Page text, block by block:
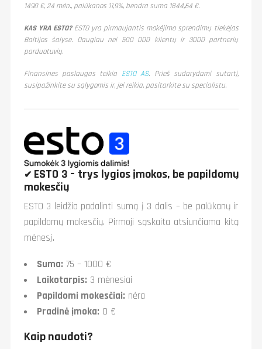
1490 €, 24 mėn., palūkanos 11,9%, bendra suma 1844,64 €.
KAS YRA ESTO?ESTO yra pirmaujantis mokėjimo sprendimų tiekėjas
Baltijos šalyse. Daugiau nei 500 000 klientų ir 3000 partnerių
parduotuvių.
Finansines paslaugas teikia ESTO AS. Prieš sudarydami sutartį,
susipažinkite su sąlygomis ir, jei reikia, pasitarkite su specialistu.
✔ ESTO 3 – trys lygios įmokos, be papildomų
mokesčių
ESTO 3 leidžia padalinti sumą į 3 dalis – be palūkanų ir
papildomų mokesčių. Pirmoji sąskaita atsiunčiama kitą
mėnesį.
Suma: 75 – 1000 €
Laikotarpis: 3 mėnesiai
Papildomi mokesčiai: nėra
Pradinė įmoka: 0 €
Kaip naudoti?